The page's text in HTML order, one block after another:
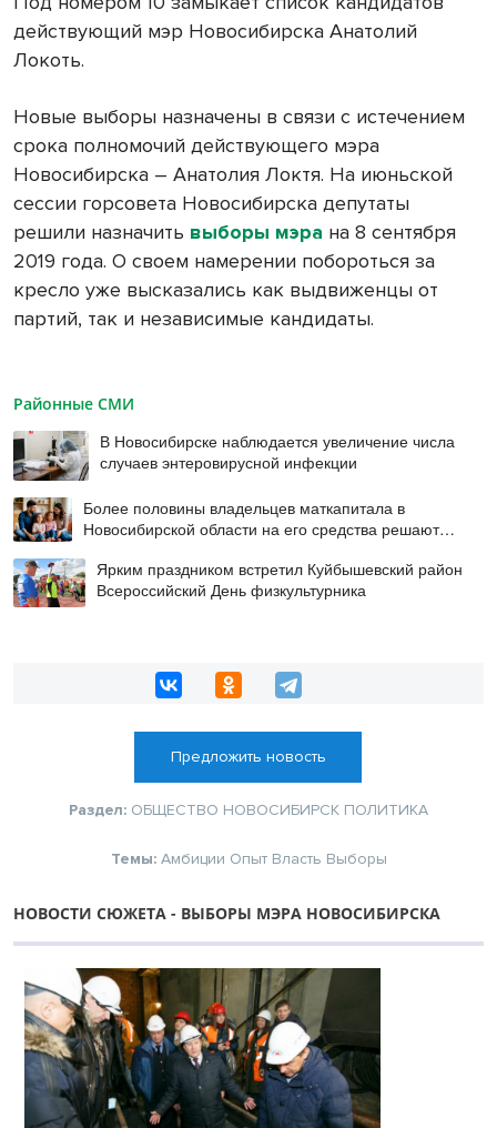
действующий мэр Новосибирска Анатолий
Локоть.
Новые выборы назначены в связи с истечением
срока полномочий действующего мэра
Новосибирска – Анатолия Локтя. На июньской
сессии горсовета Новосибирска депутаты
решили назначить выборы мэра на 8 сентября
2019 года. О своем намерении побороться за
кресло уже высказались как выдвиженцы от
партий, так и независимые кандидаты.
Районные СМИ
В Новосибирске наблюдается увеличение числа
случаев энтеровирусной инфекции
Более половины владельцев маткапитала в
Новосибирской области на его средства решают
Ярким праздником встретил Куйбышевский район
Всероссийский День физкультурника
Предложить новость
Раздел: ОБЩЕСТВО НОВОСИБИРСК ПОЛИТИКА
Темы: Амбиции Опыт Власть Выборы
НОВОСТИ СЮЖЕТА - ВЫБОРЫ МЭРА НОВОСИБИРСКА